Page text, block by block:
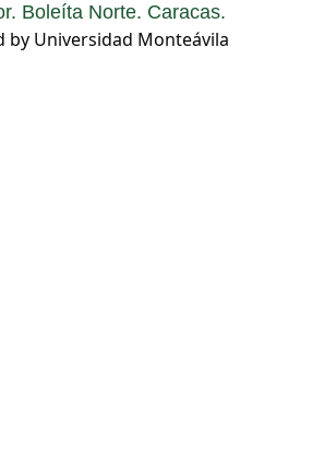
Boleíta Norte. Caracas.
by Universidad Monteávila